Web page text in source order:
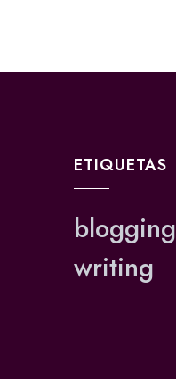
ETIQUETAS
blogging
writing